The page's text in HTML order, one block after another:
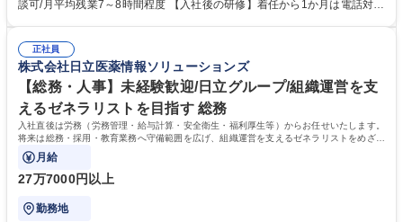
平均100件前後■メール・手紙：同上40件前後 募集職種 中野本社【お客様
相談室】お客様のお声をもとにより良い商品づくりへ貢献
談可/月平均残業7～8時間程度 【入社後の研修】着任から1か月は電話対応
すのでご安心ください。 【当社について】キリングループの広報機能を担
う会社として、お客様との出会いを大切にし、磨き上げたホスピタリティ
を込めてコミュニケーションをとりながら広報関連業務を行っておりま
す。 学歴・資格 学歴：大学院 大学 高専 短大 専修学校 高校 語学力： 資
格：
正社員
株式会社日立医薬情報ソリューションズ
【総務・人事】未経験歓迎/日立グループ/組織運営を支
えるゼネラリストを目指す 総務
入社直後は労務（労務管理・給与計算・安全衛生・福利厚生等）からお任せいたします。
将来は総務・採用・教育業務へ守備範囲を広げ、組織運営を支えるゼネラリストをめざせ
ます。
月給
27万7000円以上
勤務地